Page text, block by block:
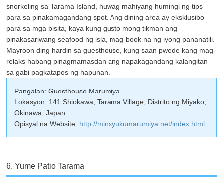
snorkeling sa Tarama Island, huwag mahiyang humingi ng tips
para sa pinakamagandang spot. Ang dining area ay eksklusibo
para sa mga bisita, kaya kung gusto mong tikman ang
pinakasariwang seafood ng isla, mag-book na ng iyong pananatili.
Mayroon ding hardin sa guesthouse, kung saan pwede kang mag-
relaks habang pinagmamasdan ang napakagandang kalangitan
sa gabi pagkatapos ng hapunan.
Pangalan: Guesthouse Marumiya
Lokasyon: 141 Shiokawa, Tarama Village, Distrito ng Miyako,
Okinawa, Japan
Opisyal na Website: http://minsyukumarumiya.net/index.html
6. Yume Patio Tarama